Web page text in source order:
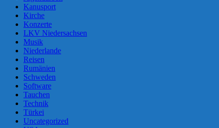
Kanusport
Kirche
Konzerte
LKV Niedersachsen
Musik
Niederlande
Reisen
Rumänien
Schweden
Software
Tauchen
Technik
Türkei
Uncategorized